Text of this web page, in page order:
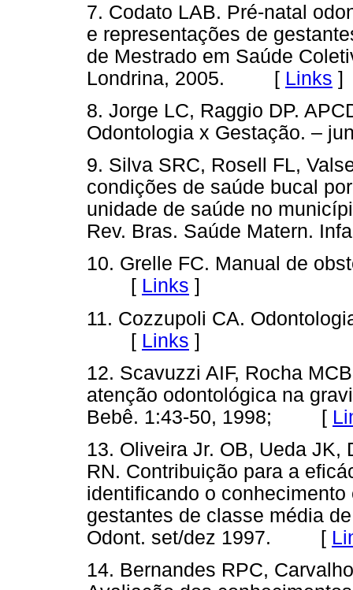
7. Codato LAB. Pré-natal
e representações de
de Mestrado em Saúde
Londrina, 2005. [ Links ]
8. Jorge LC, Raggio DP.
Odontologia x Gestação. –
9. Silva SRC, Rosell FL,
condições de saúde bucal
unidade de saúde no
Rev. Bras. Saúde Matern.
10. Grelle FC. Manual de
[ Links ]
11. Cozzupoli CA.
[ Links ]
12. Scavuzzi AIF, Rocha
atenção odontológica na
Bebê. 1:43-50, 1998; [
13. Oliveira Jr. OB, Ueda JK,
RN. Contribuição para a
identificando o
gestantes de classe média
Odont. set/dez 1997. [
14. Bernandes RPC,